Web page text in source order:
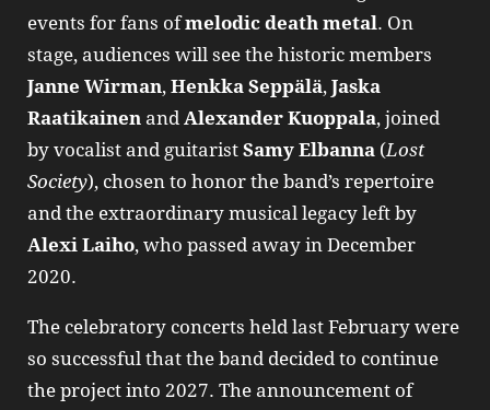
events for fans ofmelodic death metal. On
stage, audiences will see the historic members
Janne Wirman, Henkka Seppälä, Jaska
Raatikainen and Alexander Kuoppala, joined
by vocalist and guitarist Samy Elbanna (Lost
Society), chosen to honor the band’s repertoire
and the extraordinary musical legacy left by
Alexi Laiho, who passed away in December
2020.
The celebratory concerts held last February were
so successful that the band decided to continue
the project into 2027. The announcement of